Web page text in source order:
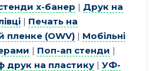
х-банер | Друк на
| Печать на
(OWV) | Мобільні
| Поп-ап стенди |
друк на пластику | УФ-